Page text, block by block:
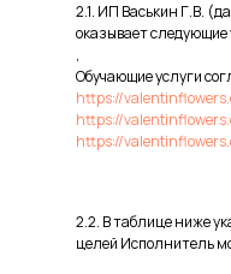
2.1. ИП Васькин Г.В.
оказывает
,
Обучающие услуги
https://
https://
https://
2.2. В таблице ниже
целей Исполнитель